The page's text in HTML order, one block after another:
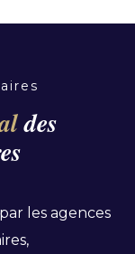
des
les agences